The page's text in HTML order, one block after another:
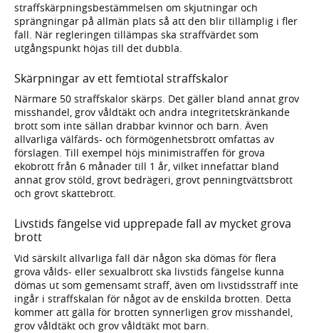
straffskärpningsbestämmelsen om skjutningar och
sprängningar på allmän plats så att den blir tillämplig i fler
fall. När regleringen tillämpas ska straffvärdet som
utgångspunkt höjas till det dubbla.
Skärpningar av ett femtiotal straffskalor
Närmare 50 straffskalor skärps. Det gäller bland annat grov
misshandel, grov våldtäkt och andra integritetskränkande
brott som inte sällan drabbar kvinnor och barn. Även
allvarliga välfärds- och förmögenhetsbrott omfattas av
förslagen. Till exempel höjs minimistraffen för grova
ekobrott från 6 månader till 1 år, vilket innefattar bland
annat grov stöld, grovt bedrägeri, grovt penningtvättsbrott
och grovt skattebrott.
Livstids fängelse vid upprepade fall av mycket grova
brott
Vid särskilt allvarliga fall där någon ska dömas för flera
grova vålds- eller sexualbrott ska livstids fängelse kunna
dömas ut som gemensamt straff, även om livstidsstraff inte
ingår i straffskalan för något av de enskilda brotten. Detta
kommer att gälla för brotten synnerligen grov misshandel,
grov våldtäkt och grov våldtäkt mot barn.